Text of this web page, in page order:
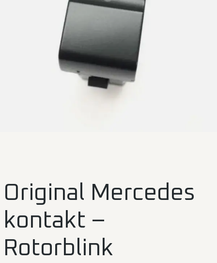
Original Mercedes
kontakt –
Rotorblink